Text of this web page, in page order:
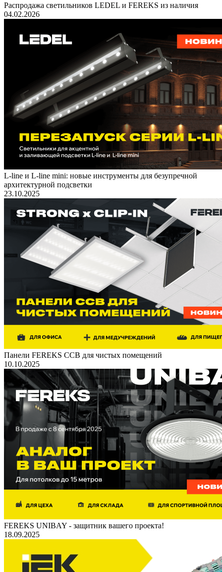
Распродажа светильников LEDEL и FEREKS из наличия
04.02.2026
L-line и L-line mini: новые инструменты для безупречной
архитектурной подсветки
23.10.2025
Панели FEREKS ССВ для чистых помещений
10.10.2025
FEREKS UNIBAY - защитник вашего проекта!
18.09.2025